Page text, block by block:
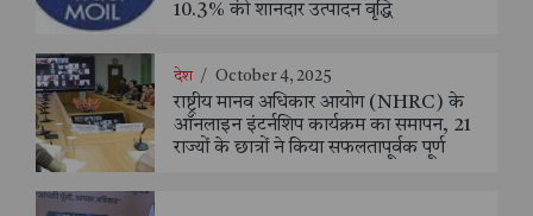
10.3% की शानदार उत्पादन वृद्धि
देश / October 4, 2025
राष्ट्रीय मानव अधिकार आयोग (NHRC) के
ऑनलाइन इंटर्नशिप कार्यक्रम का समापन, 21
राज्यों के छात्रों ने किया सफलतापूर्वक पूर्ण